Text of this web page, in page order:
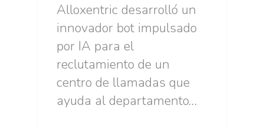
Alloxentric desarrolló un
innovador bot impulsado
por IA para el
reclutamiento de un
centro de llamadas que
ayuda al departamento…